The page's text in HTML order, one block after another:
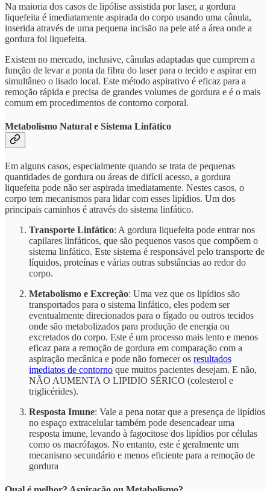
Na maioria dos casos de lipólise assistida por laser, a gordura
liquefeita é imediatamente aspirada do corpo usando uma cânula,
inserida através de uma pequena incisão na pele até a área onde a
gordura foi liquefeita.
Existem no mercado, inclusive, cânulas adaptadas que cumprem a
função de levar a ponta da fibra do laser para o tecido e aspirar em
simultâneo o lisado local. Este método aspirativo é eficaz para a
remoção rápida e precisa de grandes volumes de gordura e é o mais
comum em procedimentos de contorno corporal.
Metabolismo Natural e Sistema Linfático
Em alguns casos, especialmente quando se trata de pequenas
quantidades de gordura ou áreas de difícil acesso, a gordura
liquefeita pode não ser aspirada imediatamente. Nestes casos, o
corpo tem mecanismos para lidar com esses lipídios. Um dos
principais caminhos é através do sistema linfático.
Transporte Linfático: A gordura liquefeita pode entrar nos
capilares linfáticos, que são pequenos vasos que compõem o
sistema linfático. Este sistema é responsável pelo transporte de
líquidos, proteínas e várias outras substâncias ao redor do
corpo.
Metabolismo e Excreção: Uma vez que os lipídios são
transportados para o sistema linfático, eles podem ser
eventualmente direcionados para o fígado ou outros tecidos
onde são metabolizados para produção de energia ou
excretados do corpo. Este é um processo mais lento e menos
eficaz para a remoção de gordura em comparação com a
aspiração mecânica e pode não fornecer os resultados
imediatos de contorno que muitos pacientes desejam. E não,
NÃO AUMENTA O LIPIDIO SÉRICO (colesterol e
triglicérides).
Resposta Imune: Vale a pena notar que a presença de lipídios
no espaço extracelular também pode desencadear uma
resposta imune, levando à fagocitose dos lipídios por células
como os macrófagos. No entanto, este é geralmente um
mecanismo secundário e menos eficiente para a remoção de
gordura